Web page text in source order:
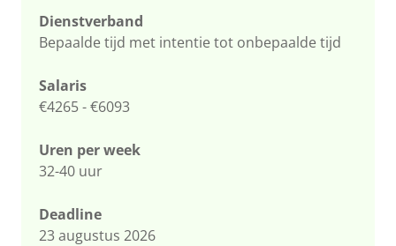
Dienstverband
Bepaalde tijd met intentie tot onbepaalde tijd
Salaris
€4265 - €6093
Uren per week
32-40 uur
Deadline
23 augustus 2026